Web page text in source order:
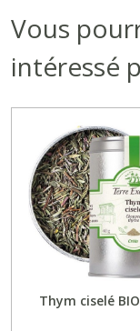
Vous
intéressé
Thym ciselé